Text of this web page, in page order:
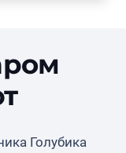
со слегка
в грозди,
Вкус
Голубика